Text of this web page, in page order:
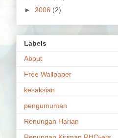
► 2006 (2)
Labels
About
Free Wallpaper
kesaksian
pengumuman
Renungan Harian